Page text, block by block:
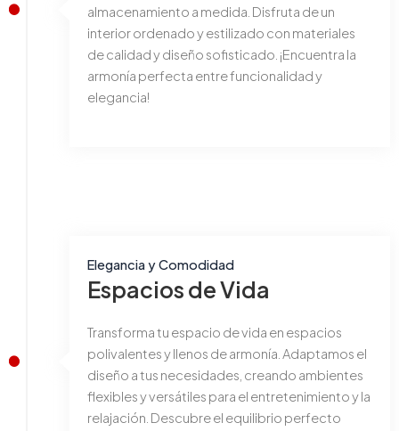
almacenamiento a medida. Disfruta de un
interior ordenado y estilizado con materiales
de calidad y diseño sofisticado. ¡Encuentra la
armonía perfecta entre funcionalidad y
elegancia!
Elegancia y Comodidad
Espacios de Vida
Transforma tu espacio de vida en espacios
polivalentes y llenos de armonía. Adaptamos el
diseño a tus necesidades, creando ambientes
flexibles y versátiles para el entretenimiento y la
relajación. Descubre el equilibrio perfecto